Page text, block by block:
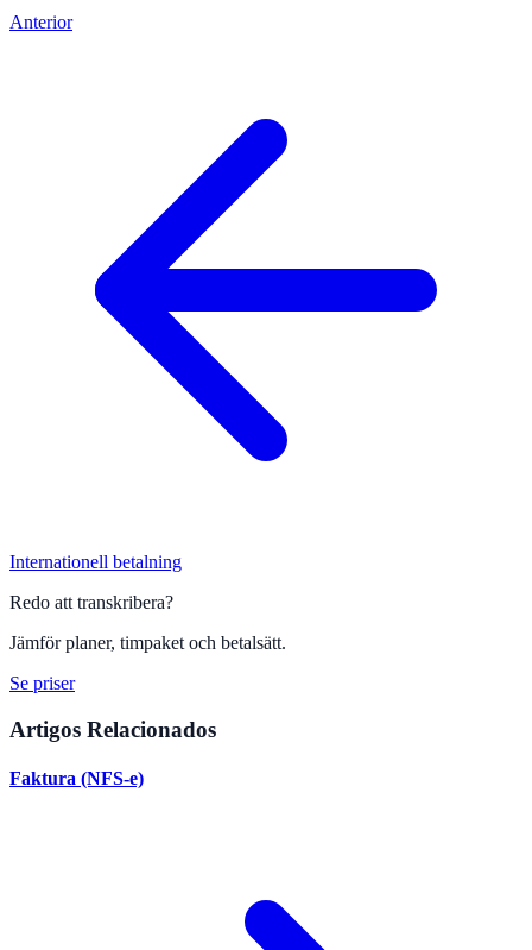
Anterior
Internationell betalning
Redo att transkribera?
Jämför planer, timpaket och betalsätt.
Se priser
Artigos Relacionados
Faktura (NFS-e)